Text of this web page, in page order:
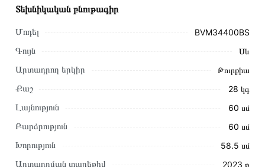
Տեխնիկական բնութագիր
Մոդել BVM34400BS
Գույն Սև
Արտադրող երկիր Թուրքիա
Քաշ 28 կգ
Լայնություն 60 սմ
Բարձրություն 60 սմ
Խորություն 58․5 սմ
Արտադրման տարեթիվ 2023 թ